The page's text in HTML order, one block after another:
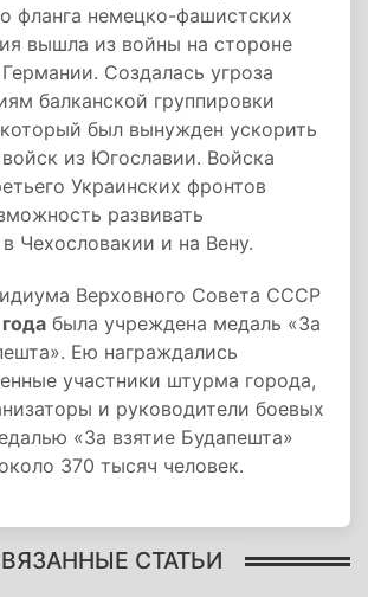
фланга немецко-фашистских
вышла из войны на стороне
Создалась угроза
балканской группировки
был вынужден ускорить
из Югославии. Войска
Украинских фронтов
развивать
Чехословакии и на Вену.
Верховного Совета СССР
была учреждена медаль «За
Ею награждались
участники штурма города,
и руководители боевых
«За взятие Будапешта»
370 тысяч человек.
СТАТЬИ